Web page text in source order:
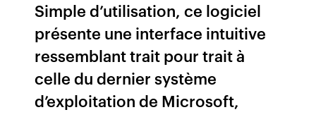
Simple d’utilisation, ce logiciel
présente une interface intuitive
ressemblant trait pour trait à
celle du dernier système
d’exploitation de Microsoft,